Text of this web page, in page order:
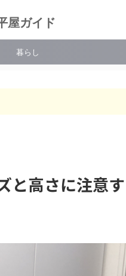
屋ガイド
暮らし
と高さに注意す